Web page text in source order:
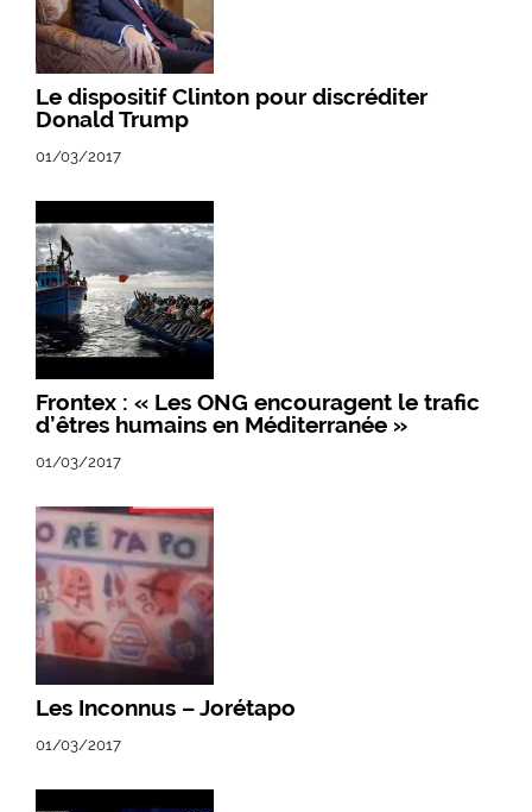
Le dispositif Clinton pour discréditer
Donald Trump
01/03/2017
Frontex : « Les ONG encouragent le trafic
d’êtres humains en Méditerranée »
01/03/2017
Les Inconnus – Jorétapo
01/03/2017